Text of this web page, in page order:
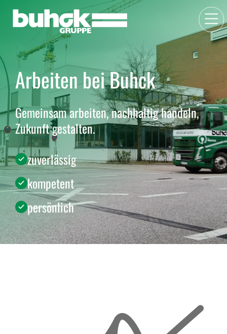
Arbeiten bei Buhck
Gemeinsam arbeiten, nachhaltig handeln,
Zukunft gestalten.
zuverlässig
kompetent
persönlich